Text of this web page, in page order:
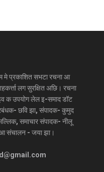
मे प्रकाशित सभटा रचना आ
लग सुरक्षित अछि। रचना
क उपयोग लेल इ-समाद डॉट
छवि झा, संपादक- कुमुद
समाचार संपादक- नीलू
संचालन - जया झा।